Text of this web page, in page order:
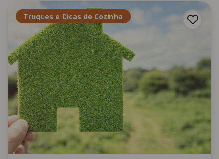
Truques e Dicas de Cozinha